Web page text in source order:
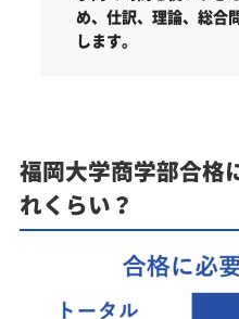
め、仕訳、理論、総合
します。
福岡大学商学部合格
れくらい？